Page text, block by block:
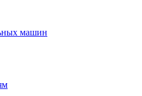
машин